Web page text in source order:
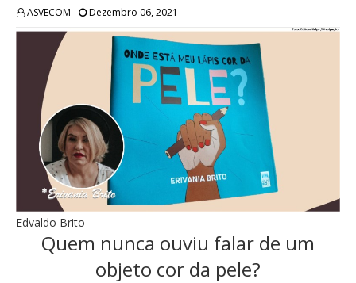
ASVECOM Dezembro 06, 2021
Edvaldo Brito
Quem nunca ouviu falar de um
objeto cor da pele?